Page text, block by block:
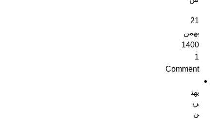
21
بهمن
1400
1
Comment
بهت
ری
ن